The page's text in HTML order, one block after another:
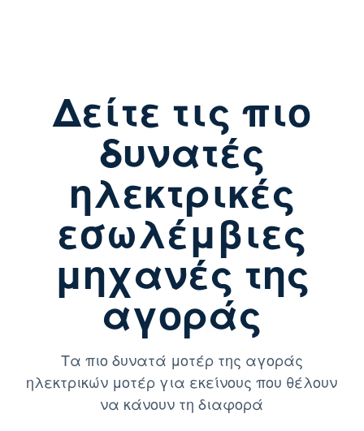
Δείτε τις πιο
δυνατές
ηλεκτρικές
εσωλέμβιες
μηχανές της
αγοράς
Τα πιο δυνατά μοτέρ της αγοράς
ηλεκτρικών μοτέρ για εκείνους που θέλουν
να κάνουν τη διαφορά